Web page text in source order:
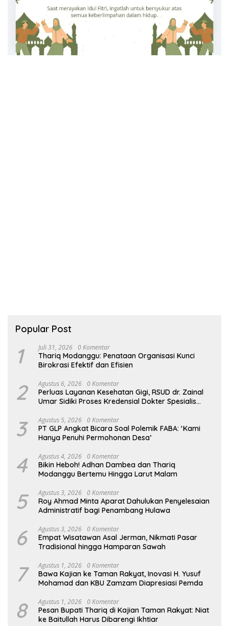
Popular Post
1 Juli 31, 2026 0 Komentar
Thariq Modanggu: Penataan Organisasi Kunci
Birokrasi Efektif dan Efisien
2 Agustus 6, 2026 0 Komentar
Perluas Layanan Kesehatan Gigi, RSUD dr. Zainal
Umar Sidiki Proses Kredensial Dokter Spesialis
3 Agustus 5, 2026 0 Komentar
PT GLP Angkat Bicara Soal Polemik FABA: ‘Kami
Hanya Penuhi Permohonan Desa’
4 Agustus 4, 2026 0 Komentar
Bikin Heboh! Adhan Dambea dan Thariq
Modanggu Bertemu Hingga Larut Malam
5 Agustus 3, 2026 0 Komentar
Roy Ahmad Minta Aparat Dahulukan Penyelesaian
Administratif bagi Penambang Hulawa
6 Agustus 3, 2026 0 Komentar
Empat Wisatawan Asal Jerman, Nikmati Pasar
Tradisional hingga Hamparan Sawah
7 Agustus 1, 2026 0 Komentar
Bawa Kajian ke Taman Rakyat, Inovasi H. Yusuf
Mohamad dan KBU Zamzam Diapresiasi Pemda
8 Agustus 1, 2026 0 Komentar
Pesan Bupati Thariq di Kajian Taman Rakyat: Niat
ke Baitullah Harus Dibarengi Ikhtiar